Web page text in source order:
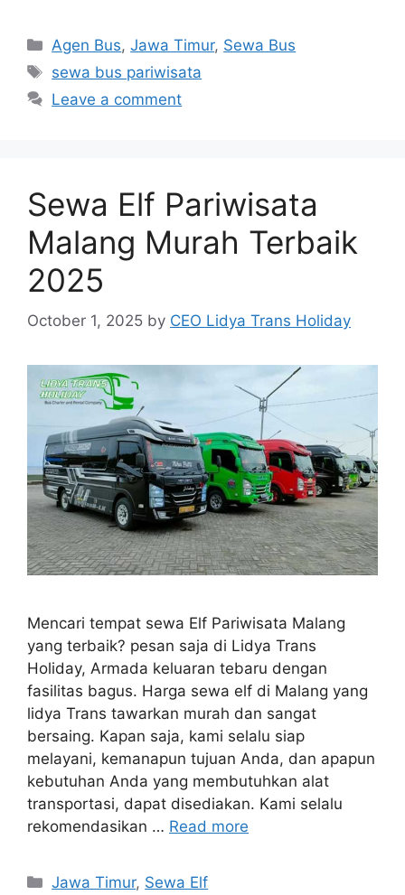
Categories
Agen Bus,Jawa Timur, Sewa Bus
Tags
sewa bus pariwisata
Leave a comment
Sewa Elf Pariwisata
Malang Murah Terbaik
2025
October 1, 2025 by CEO Lidya Trans Holiday
Mencari tempat sewa Elf Pariwisata Malang
yang terbaik? pesan saja di Lidya Trans
Holiday, Armada keluaran tebaru dengan
fasilitas bagus. Harga sewa elf di Malang yang
lidya Trans tawarkan murah dan sangat
bersaing. Kapan saja, kami selalu siap
melayani, kemanapun tujuan Anda, dan apapun
kebutuhan Anda yang membutuhkan alat
transportasi, dapat disediakan. Kami selalu
rekomendasikan … Read more
Categories
Jawa Timur, Sewa Elf